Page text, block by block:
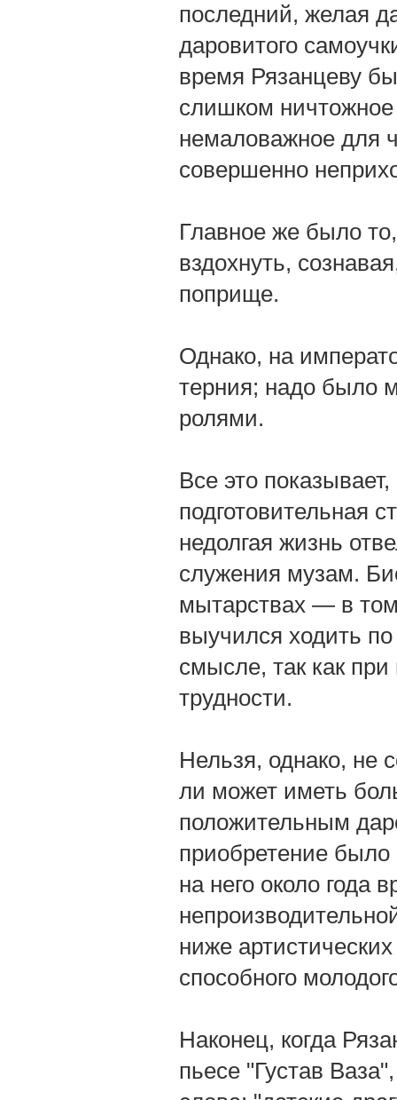
последний, желая
даровитого
время Рязанцеву
слишком
немаловажное для
совершенно
Главное же было
вздохнуть,
поприще.
Однако, на
терния; надо было
ролями.
Все это
подготовительная
недолгая жизнь
служения музам.
мытарствах — в
выучился ходить
смысле, так как
трудности.
Нельзя, однако, не
ли может иметь
положительным
приобретение
на него около года
ниже
способного
Наконец, когда
пьесе "Густав